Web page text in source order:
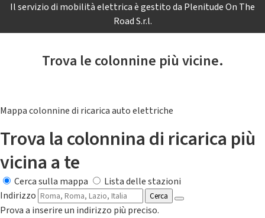
Il servizio di mobilità elettrica è gestito da Plenitude On The
Road S.r.l.
Trova le colonnine più vicine.
Mappa colonnine di ricarica auto elettriche
Trova la colonnina di ricarica più
vicina a te
Cerca sulla mappa
Lista delle stazioni
Indirizzo
Cerca
Prova a inserire un indirizzo più preciso.